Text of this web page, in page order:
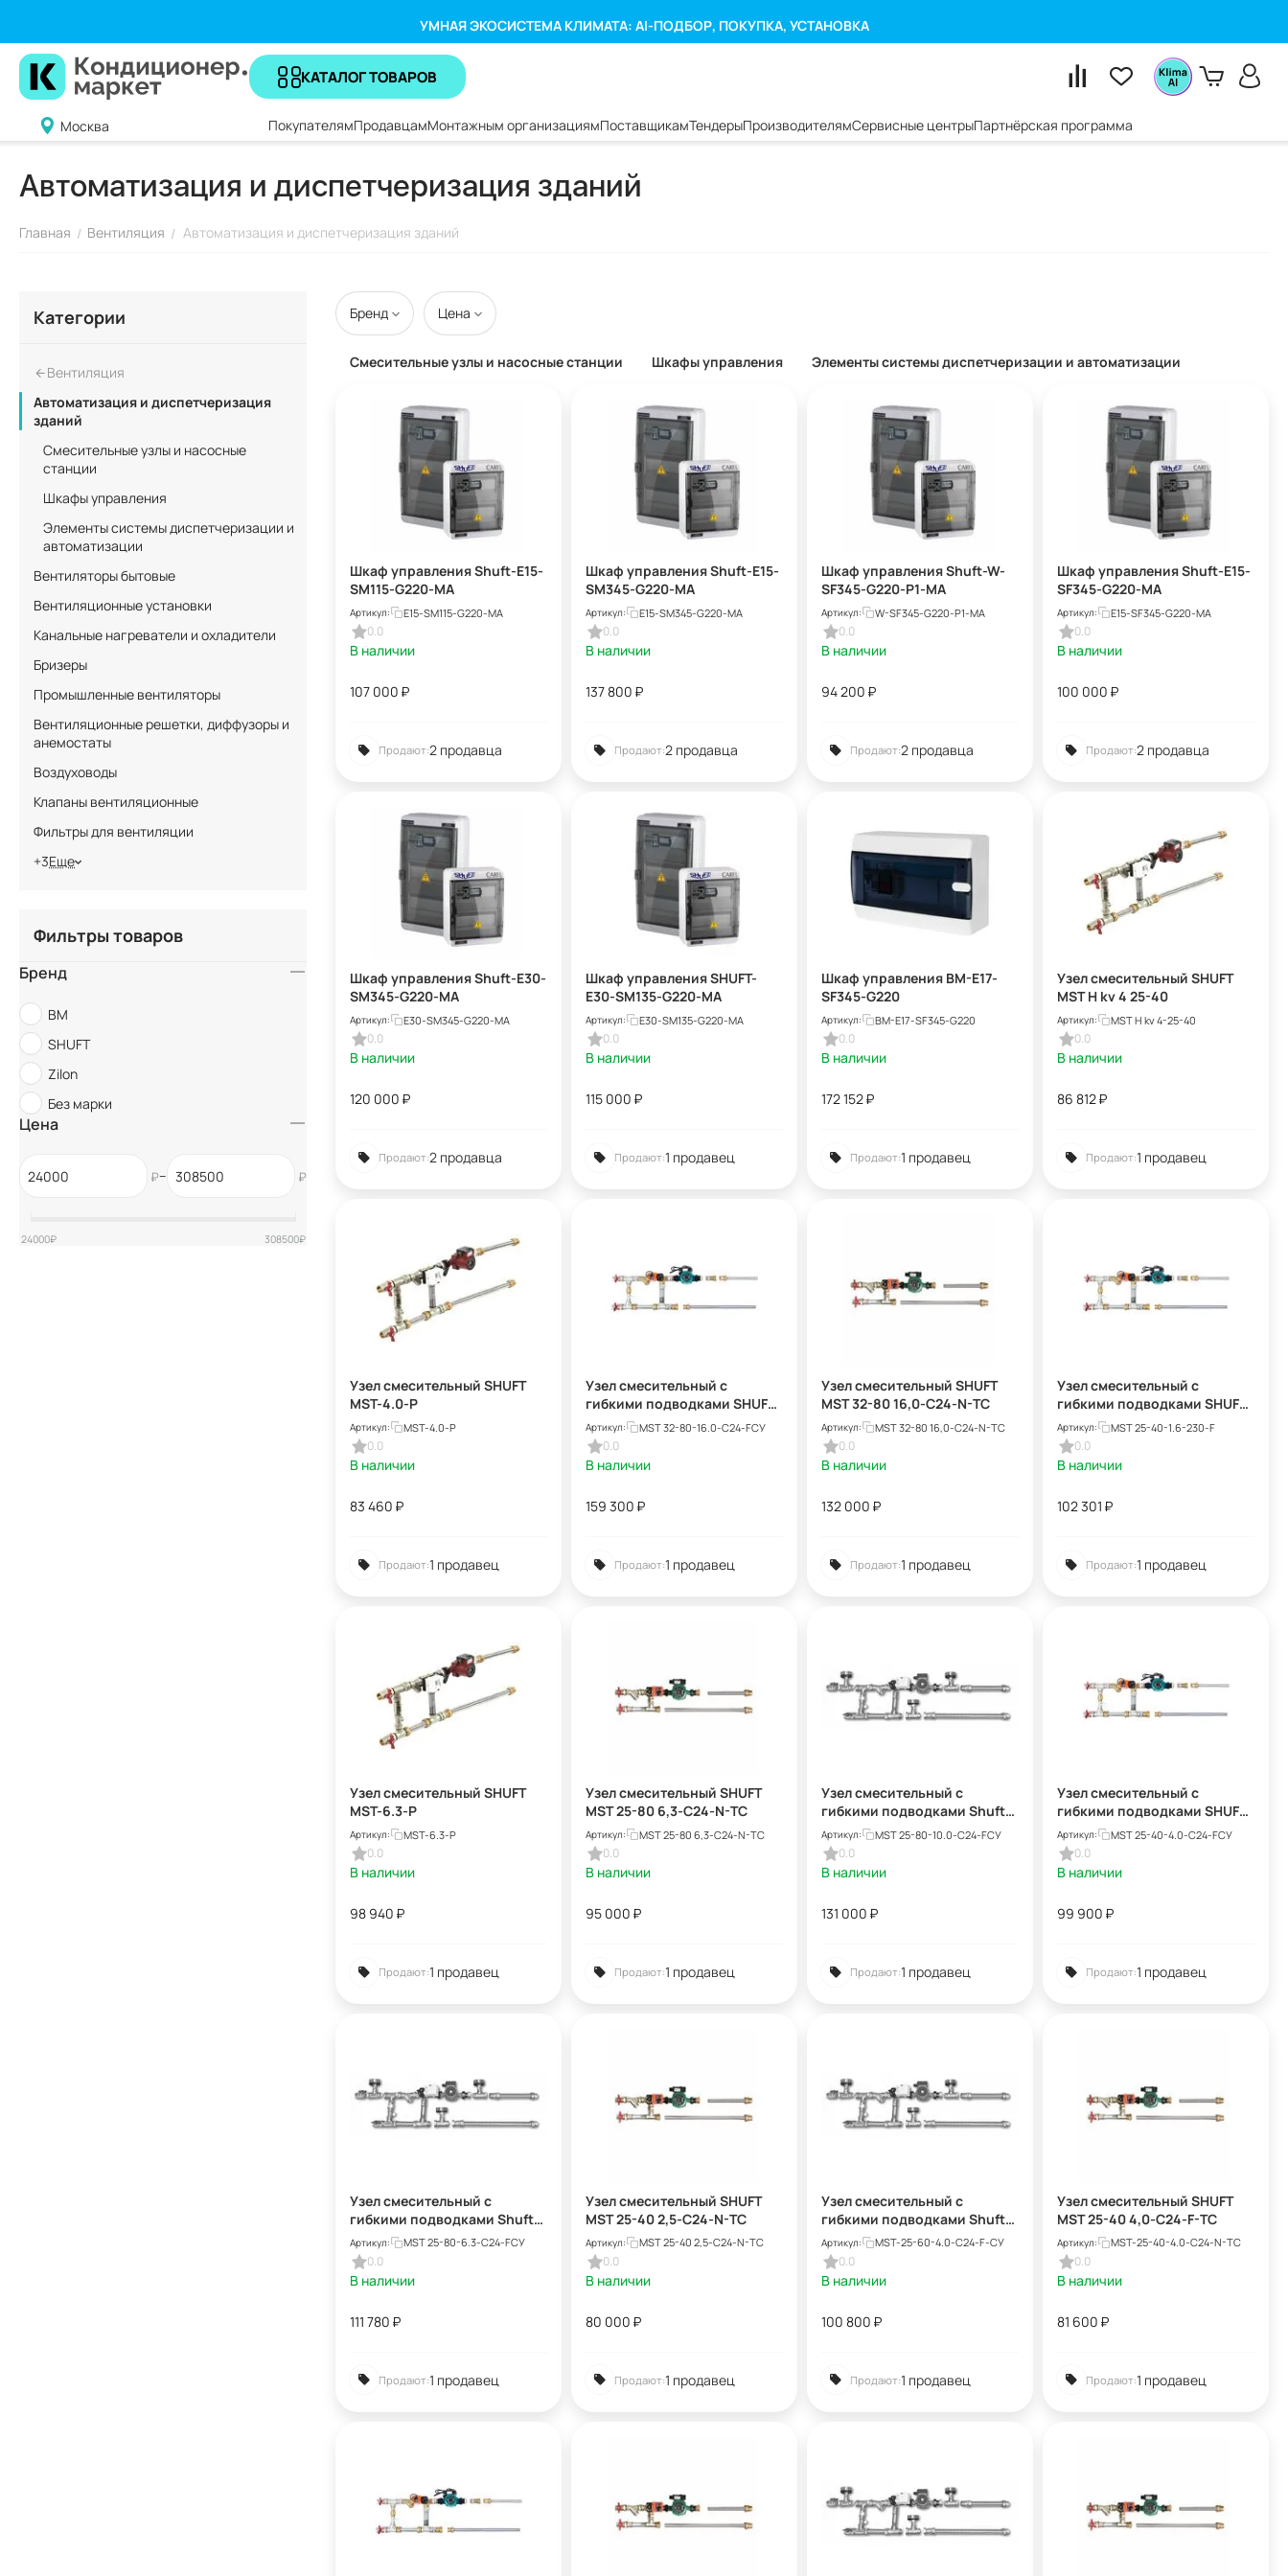
УМНАЯ ЭКОСИСТЕМА КЛИМАТА: AI-ПОДБОР, ПОКУПКА, УСТАНОВКА
КАТАЛОГ ТОВАРОВ
Москва ПокупателямПродавцамМонтажным организациямПоставщикамТендерыПроизводителямСервисные центрыПартнёрская программа
Автоматизация и диспетчеризация зданий
Главная / Вентиляция / Автоматизация и диспетчеризация зданий
Бренд Цена
Смесительные узлы и насосные станции Шкафы управления Элементы системы диспетчеризации и автоматизации
Шкаф управления Shuft-E15-
SM115-G220-MA
Артикул: E15-SM115-G220-MA
0.0
В наличии
107 000 ₽
Продают:2 продавца
Шкаф управления Shuft-E15-
SM345-G220-MA
Артикул: E15-SM345-G220-MA
0.0
В наличии
137 800 ₽
Продают:2 продавца
Шкаф управления Shuft-W-
SF345-G220-P1-MA
Артикул: W-SF345-G220-P1-MA
0.0
В наличии
94 200 ₽
Продают:2 продавца
Шкаф управления Shuft-E15-
SF345-G220-MA
Артикул: E15-SF345-G220-MA
0.0
В наличии
100 000 ₽
Продают:2 продавца
Шкаф управления Shuft-E30-
SM345-G220-MA
Артикул: E30-SM345-G220-MA
0.0
В наличии
120 000 ₽
Продают:2 продавца
Шкаф управления SHUFT-
E30-SM135-G220-MA
Артикул: E30-SM135-G220-MA
0.0
В наличии
115 000 ₽
Продают:1 продавец
Шкаф управления BM-E17-
SF345-G220
Артикул: BM-E17-SF345-G220
0.0
В наличии
172 152₽
Продают:1 продавец
Узел смесительный SHUFT
MST Н kv 4 25-40
Артикул: MST Н kv 4-25-40
0.0
В наличии
86 812₽
Продают:1 продавец
Узел смесительный SHUFT
MST-4.0-Р
Артикул: MST-4.0-Р
0.0
В наличии
83 460 ₽
Продают:1 продавец
Узел смесительный с
гибкими подводками SHUFT
MST 32-80-16.0-C24-F
Артикул: MST 32-80-16.0-C24-FСУ
0.0
В наличии
159 300 ₽
Продают:1 продавец
Узел смесительный SHUFT
MST 32-80 16,0-C24-N-TC
Артикул: MST 32-80 16,0-C24-N-TC
0.0
В наличии
132 000 ₽
Продают:1 продавец
Узел смесительный с
гибкими подводками SHUFT
MST 25-40-1.6-230-F
Артикул: MST 25-40-1.6-230-F
0.0
В наличии
102 301 ₽
Продают:1 продавец
Узел смесительный SHUFT
MST-6.3-Р
Артикул: MST-6.3-Р
0.0
В наличии
98 940 ₽
Продают:1 продавец
Узел смесительный SHUFT
MST 25-80 6,3-C24-N-TC
Артикул: MST 25-80 6,3-C24-N-TC
0.0
В наличии
95 000 ₽
Продают:1 продавец
Узел смесительный с
гибкими подводками Shuft
MST 25-80-10,0-C24-F-TC
Артикул: MST 25-80-10.0-C24-FСУ
0.0
В наличии
131 000 ₽
Продают:1 продавец
Узел смесительный с
гибкими подводками SHUFT
MST 25-40-4.0-C24-F
Артикул: MST 25-40-4.0-C24-FСУ
0.0
В наличии
99 900 ₽
Продают:1 продавец
Узел смесительный с
гибкими подводками Shuft
MST 25-80-6,3-C24-F-TC
Артикул: MST 25-80-6.3-C24-FСУ
0.0
В наличии
111 780 ₽
Продают:1 продавец
Узел смесительный SHUFT
MST 25-40 2,5-C24-N-TC
Артикул: MST 25-40 2,5-C24-N-TC
0.0
В наличии
80 000 ₽
Продают:1 продавец
Узел смесительный с
гибкими подводками Shuft
MST 25-60-4.0-C24-F-TC
Артикул: MST-25-60-4.0-C24-F-СУ
0.0
В наличии
100 800 ₽
Продают:1 продавец
Узел смесительный SHUFT
MST 25-40 4,0-C24-F-TC
Артикул: MST-25-40-4.0-C24-N-TC
0.0
В наличии
81 600 ₽
Продают:1 продавец
Категории
Вентиляция
Автоматизация и диспетчеризация
зданий
Смесительные узлы и насосные
станции
Шкафы управления
Элементы системы диспетчеризации и
автоматизации
Вентиляторы бытовые
Вентиляционные установки
Канальные нагреватели и охладители
Бризеры
Промышленные вентиляторы
Вентиляционные решетки, диффузоры и
анемостаты
Воздуховоды
Клапаны вентиляционные
Фильтры для вентиляции
+3Еще
Фильтры товаров
Бренд
BM
SHUFT
Zilon
Без марки
Цена
₽– ₽
24000₽ 308500₽